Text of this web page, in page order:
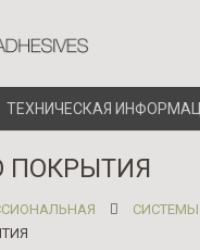
ТЕХНИЧЕСКАЯ
ПОКРЫТИЯ